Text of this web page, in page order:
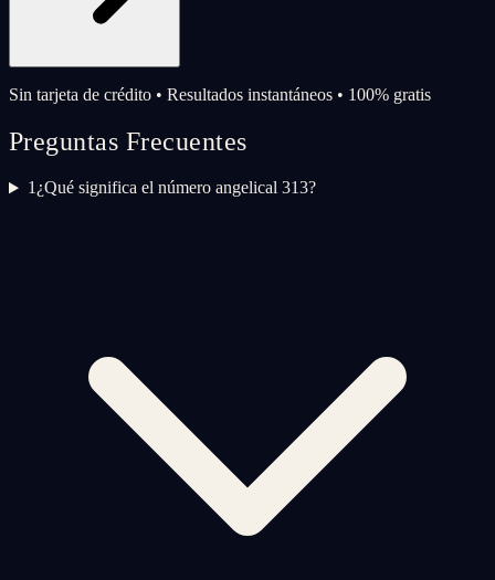
Sin tarjeta de crédito • Resultados instantáneos • 100% gratis
Preguntas Frecuentes
1¿Qué significa el número angelical 313?